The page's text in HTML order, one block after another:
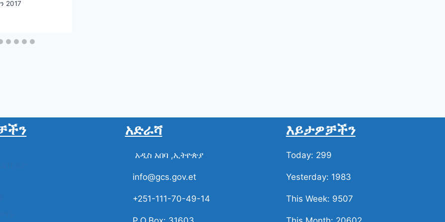
ማስጨበጫ
2017
አድራሻ
አዲስ አበባ ,ኢትዮጵያ
info@gcs.gov.et
+251-111-70-49-14
እይታዎቻችን
Today: 299
Yesterday: 1983
This Week: 9507